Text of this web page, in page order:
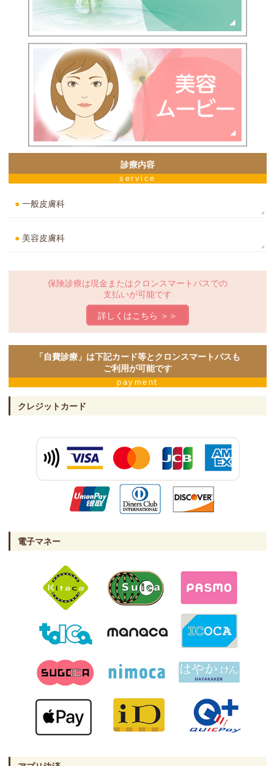
診療内容
service
● 一般皮膚科
● 美容皮膚科
保険診療は現金またはクロンスマートパスでの
支払いが可能です
詳しくはこちら ＞＞
「自費診療」は下記カード等とクロンスマートパスも
ご利用が可能です
payment
クレジットカード
電子マネー